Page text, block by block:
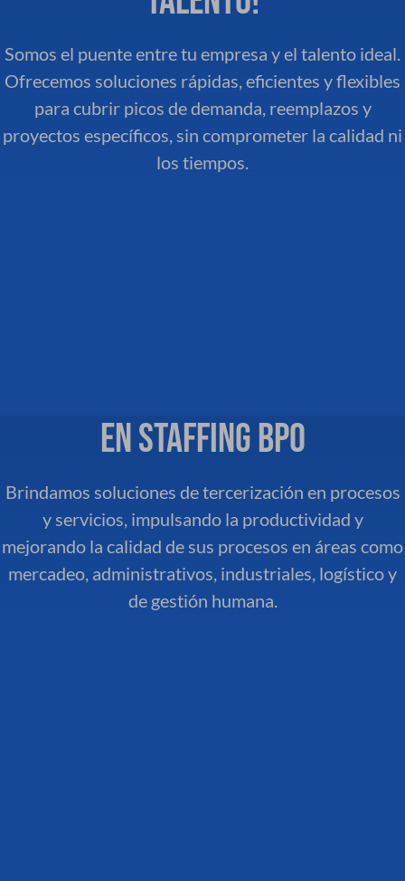
Somos el puente entre tu empresa y el talento ideal.
Ofrecemos soluciones rápidas, eficientes y flexibles
para cubrir picos de demanda, reemplazos y
proyectos específicos, sin comprometer la calidad ni
los tiempos.
En STAFFING BPO
Brindamos soluciones de tercerización en procesos
y servicios, impulsando la productividad y
mejorando la calidad de sus procesos en áreas como
mercadeo, administrativos, industriales, logístico y
de gestión humana.